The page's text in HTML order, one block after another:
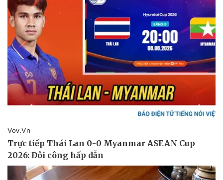
Vụ án
Tin nóng
Tư vấn luật
Việt Nam
Phân tích